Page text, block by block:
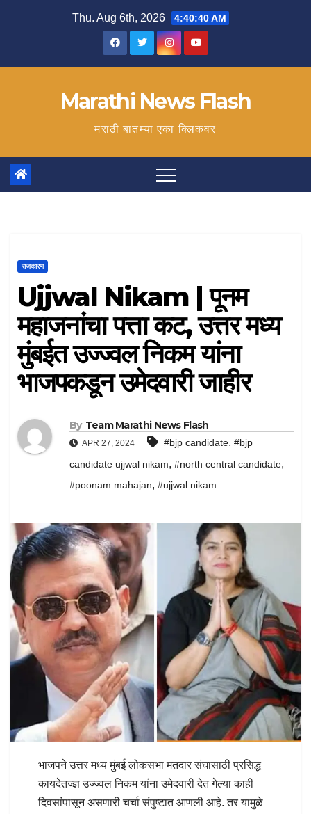
Thu. Aug 6th, 2026 4:40:41 AM
Marathi News Flash
मराठी बातम्या एका क्लिकवर
राजकारण
Ujjwal Nikam | पूनम
महाजनांचा पत्ता कट, उत्तर मध्य
मुंबईत उज्ज्वल निकम यांना
भाजपकडून उमेदवारी जाहीर
By Team Marathi News Flash
APR 27, 2024 #bjp candidate, #bjp
candidate ujjwal nikam, #north central candidate,
#poonam mahajan, #ujjwal nikam
भाजपने उत्तर मध्य मुंबई लोकसभा मतदार संघासाठी प्रसिद्ध
कायदेतज्ज्ञ उज्ज्वल निकम यांना उमेदवारी देत गेल्या काही
दिवसांपासून असणारी चर्चा संपुष्टात आणली आहे. तर यामुळे